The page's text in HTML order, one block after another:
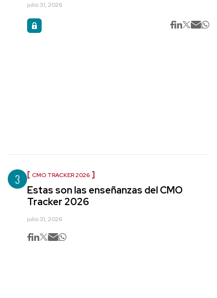
julio 31, 2026
3 CMO TRACKER 2026
Estas son las enseñanzas del CMO
Tracker 2026
julio 31, 2026